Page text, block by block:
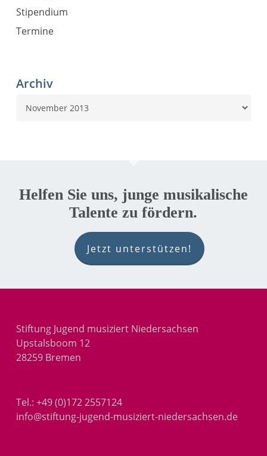
Stipendium
Termine
Archiv
Helfen Sie uns, junge musikalische
Talente zu fördern.
Jetzt unterstützen!
Stiftung Jugend musiziert Niedersachsen
Upstalsboom 12
28259 Bremen
Tel.: +49 (0)172 2557124
info@stiftung-jugend-musiziert-niedersachsen.de